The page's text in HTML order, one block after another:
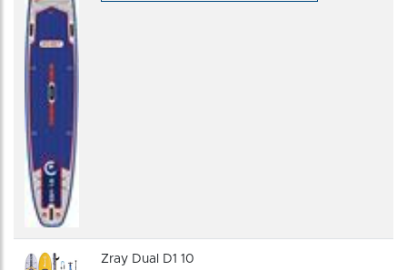
Zray Dual D1 10